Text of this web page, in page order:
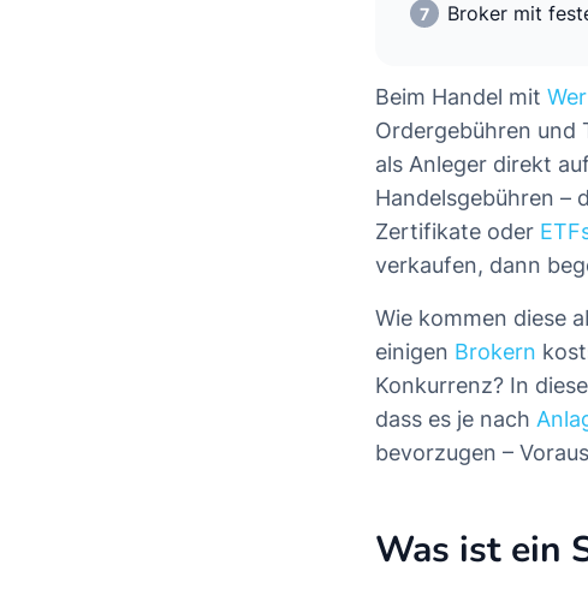
Broker mit
Beim Handel mit
Ordergebühren und
als Anleger direkt
Handelsgebühren –
Zertifikate oder
verkaufen, dann
Wie kommen diese
einigen Brokern
Konkurrenz? In
dass es je nach
bevorzugen –
Was ist ein